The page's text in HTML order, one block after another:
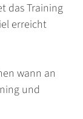
das Training
erreicht
wann an
und